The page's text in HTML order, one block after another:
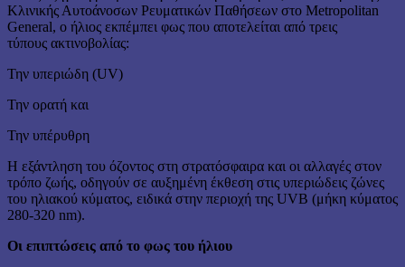
Κλινικής Αυτοάνοσων Ρευματικών Παθήσεων στο Metropolitan
General, ο ήλιος εκπέμπει φως που αποτελείται από τρεις
τύπους ακτινοβολίας:
Την υπεριώδη (UV)
Την ορατή και
Την υπέρυθρη
Η εξάντληση του όζοντος στη στρατόσφαιρα και οι αλλαγές στον
τρόπο ζωής, οδηγούν σε αυξημένη έκθεση στις υπεριώδεις ζώνες
του ηλιακού κύματος, ειδικά στην περιοχή της UVB (μήκη κύματος
280-320 nm).
Οι επιπτώσεις από το φως του ήλιου